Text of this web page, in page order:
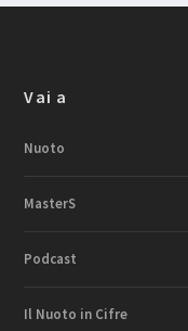
Vai a
Nuoto
MasterS
Podcast
Il Nuoto in Cifre